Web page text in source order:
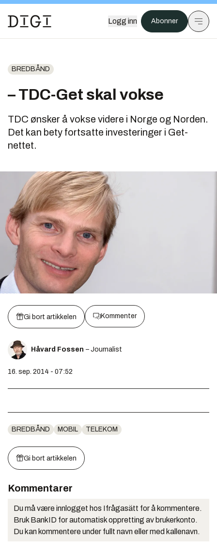
Logg inn Abonner
BREDBÅND
– TDC-Get skal vokse
TDC ønsker å vokse videre i Norge og Norden.
Det kan bety fortsatte investeringer i Get-
nettet.
Gi bort artikkelen Kommenter
Håvard Fossen – Journalist
16. sep. 2014 - 07:52
BREDBÅND MOBIL TELEKOM
Gi bort artikkelen
Kommentarer
Du må være innlogget hos Ifrågasätt for å kommentere.
Bruk BankID for automatisk oppretting av brukerkonto.
Du kan kommentere under fullt navn eller med kallenavn.